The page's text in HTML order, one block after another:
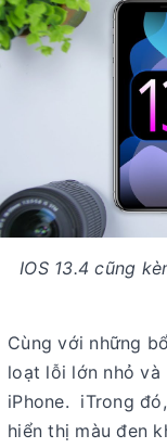
IOS 13.4 cũng
Cùng với những
loạt lỗi lớn nhỏ
iPhone. iTrong
hiển thị màu đen